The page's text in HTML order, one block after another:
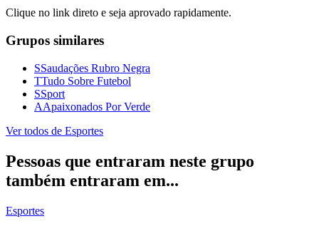
Clique no link direto e seja aprovado rapidamente.
Grupos similares
SSaudações Rubro Negra
TTudo Sobre Futebol
SSport
AApaixonados Por Verde
Ver todos de Esportes
Pessoas que entraram neste grupo
também entraram em...
Esportes